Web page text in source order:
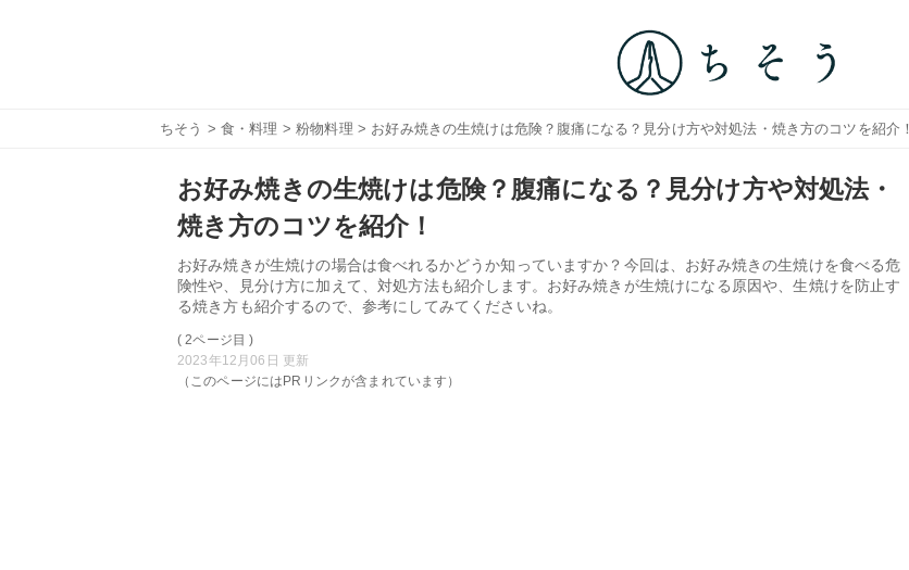
ちそう > 食・料理 >粉物料理 > お好み焼きの生焼けは危険？腹痛になる？見分け方や対処法・焼き方のコツを紹介！
お好み焼きの生焼けは危険？腹痛になる？見分け方や対処法・
焼き方のコツを紹介！
お好み焼きが生焼けの場合は食べれるかどうか知っていますか？今回は、お好み焼きの生焼けを食べる危
険性や、見分け方に加えて、対処方法も紹介します。お好み焼きが生焼けになる原因や、生焼けを防止す
る焼き方も紹介するので、参考にしてみてくださいね。
( 2ページ目 )
2023年12月06日 更新
（このページにはPRリンクが含まれています）